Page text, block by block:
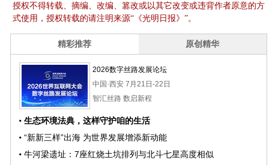
授权不得转载、摘编、改编、篡改或以其它改变或违背作者原意的方
式使用，授权转载的请注明来源“《光明日报》”。